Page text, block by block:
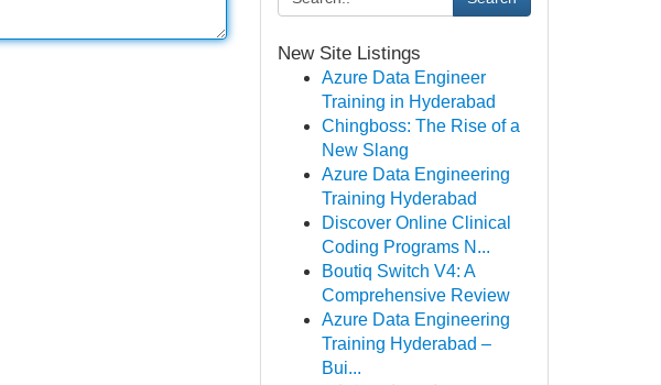
New Site Listings
Azure Data Engineer
Training in Hyderabad
Chingboss: The Rise of a
New Slang
Azure Data Engineering
Training Hyderabad
Discover Online Clinical
Coding Programs N...
Boutiq Switch V4: A
Comprehensive Review
Azure Data Engineering
Training Hyderabad –
Bui...